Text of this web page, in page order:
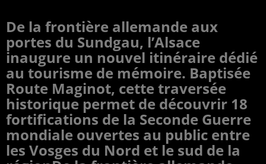
De la frontière allemande aux
portes du Sundgau, l’Alsace
inaugure un nouvel itinéraire dédié
au tourisme de mémoire. Baptisée
Route Maginot, cette traversée
historique permet de découvrir 18
fortifications de la Seconde Guerre
mondiale ouvertes au public entre
les Vosges du Nord et le sud de la